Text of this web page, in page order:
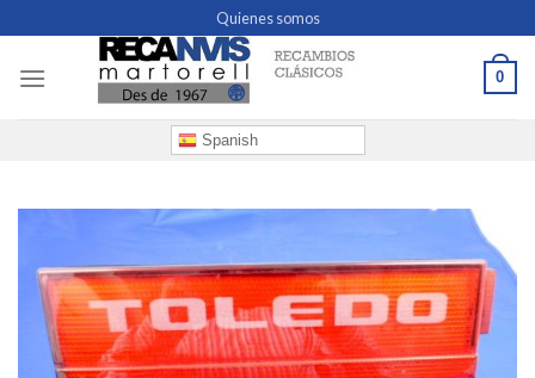
to
content
Quienes somos
0
Spanish